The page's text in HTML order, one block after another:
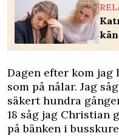
Dagen efter kom jag
som på nålar. Jag
säkert hundra
18 såg jag Christian
på bänken i